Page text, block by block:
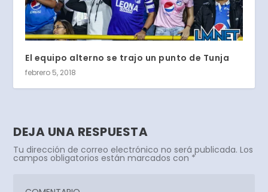
El equipo alterno se trajo un punto de Tunja
febrero 5, 2018
DEJA UNA RESPUESTA
Tu dirección de correo electrónico no será publicada. Los
campos obligatorios están marcados con *